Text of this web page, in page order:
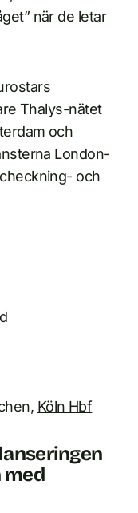
när de letar
Thalys-nätet
och
London-
och
Köln Hbf
med